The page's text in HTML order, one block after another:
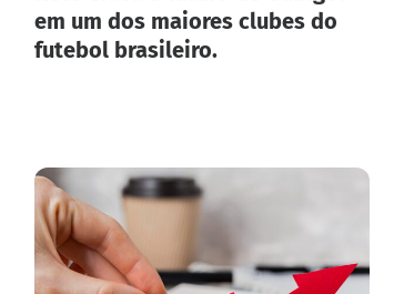
em um dos maiores clubes do
futebol brasileiro.